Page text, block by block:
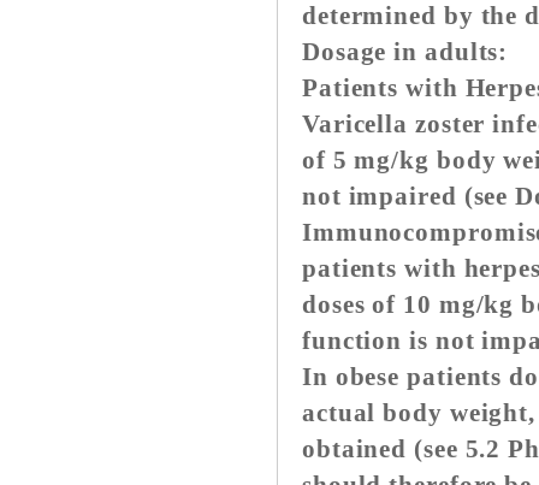
determined by the
Dosage in adults:
Patients with
Varicella zoster
of 5 mg/kg body
not impaired (see
patients with
doses of 10 mg/kg
function is not
In obese patients
actual body
obtained (see 5.2